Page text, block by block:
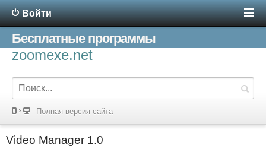
Войти
Бесплатные программы
zoomexe.net
Полная версия сайта
Video Manager 1.0